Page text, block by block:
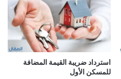
استرداد ضريبة القيمة المضافة
للمسكن الأول